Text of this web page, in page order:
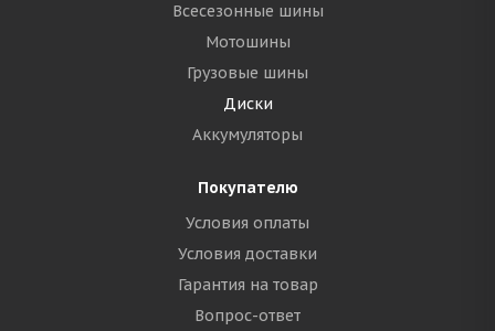
Всесезонные шины
Мотошины
Грузовые шины
Диски
Аккумуляторы
Покупателю
Условия оплаты
Условия доставки
Гарантия на товар
Вопрос-ответ